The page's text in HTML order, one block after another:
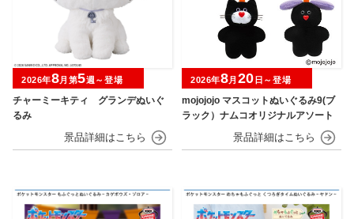
チャーミーキティ グランデぬいぐ
るみ
2026年8月第5週～登場
mojojojo マスコットぬいぐるみ9(ブ
ラック）ナムコオリジナルアソート
2026年8月 20 日～登場